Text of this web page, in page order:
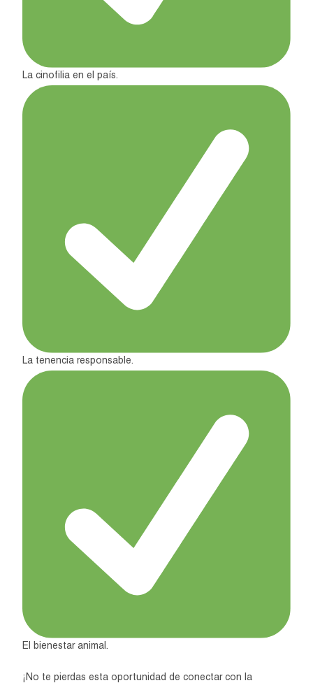
La cinofilia en el país.
La tenencia responsable.
El bienestar animal.
¡No te pierdas esta oportunidad de conectar con la